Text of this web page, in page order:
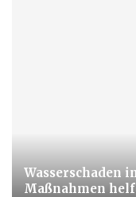
Wasserschaden
Maßnahmen